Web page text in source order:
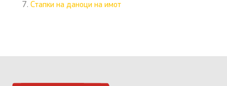
Стапки на даноци на имот